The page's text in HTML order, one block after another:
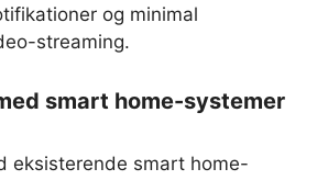
og minimal
streaming.
smart home-systemer
eksisterende smart home-